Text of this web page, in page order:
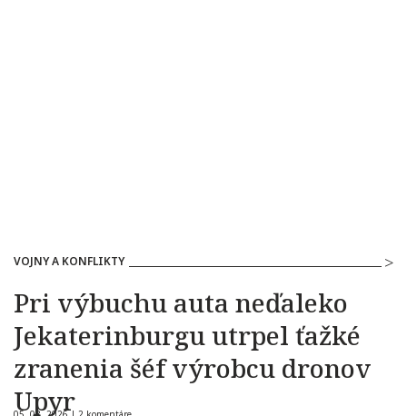
VOJNY A KONFLIKTY
Pri výbuchu auta neďaleko
Jekaterinburgu utrpel ťažké
zranenia šéf výrobcu dronov
Upyr